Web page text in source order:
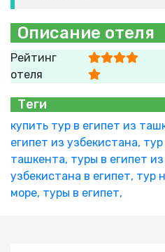
Описание отеля
Рейтинг
отеля
Теги
купить тур в египет из
египет из узбекистана,
ташкента, туры в египет
узбекистана в египет, тур
море, туры в египет,